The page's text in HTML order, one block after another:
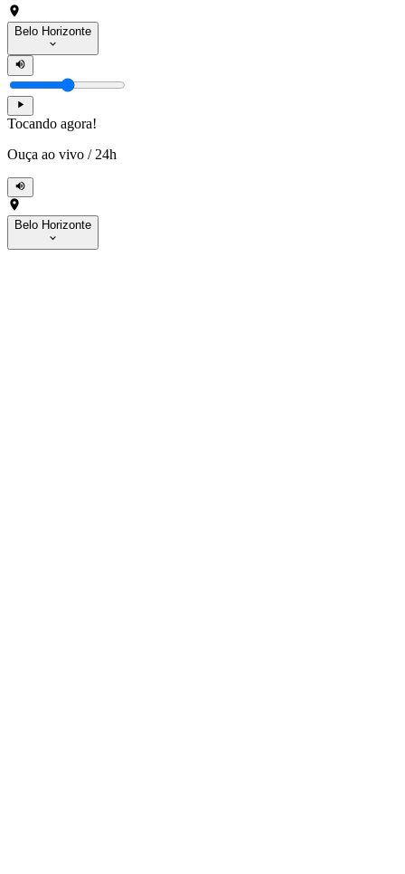
Belo Horizonte
Tocando agora!
Ouça ao vivo / 24h
Belo Horizonte